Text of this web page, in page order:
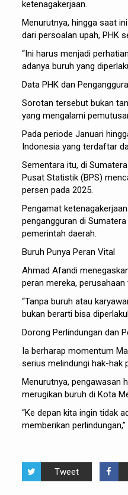
ketenagakerjaan.
Menurutnya, hingga saat
dari persoalan upah, PHK
“Ini harus menjadi
adanya buruh yang
Data PHK dan
Sorotan tersebut bukan
yang mengalami
Pada periode Januari
Indonesia yang terdaftar
Sementara itu, di
Pusat Statistik (BPS)
persen pada 2025.
Pengamat
pengangguran di
pemerintah daerah.
Buruh Punya Peran Vital
Ahmad Afandi
peran mereka, perusahaan
“Tanpa buruh atau
bukan berarti bisa
Dorong Perlindungan dan
Ia berharap momentum
serius melindungi hak-hak
Menurutnya, pengawasan
merugikan buruh di Kota
“Ke depan kita ingin tidak
memberikan
Tweet